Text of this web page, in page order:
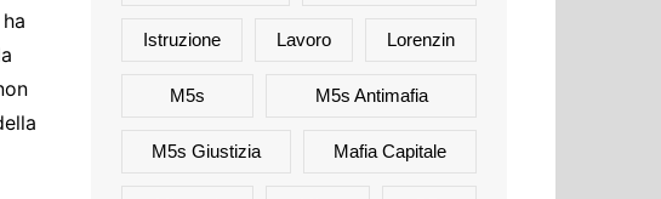
Istruzione Lavoro Lorenzin
M5s M5s Antimafia
M5s Giustizia Mafia Capitale